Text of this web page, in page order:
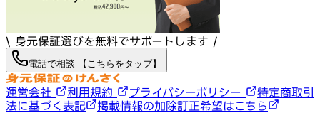
\ 身元保証選びを無料でサポートします /
電話で相談 【こちらをタップ】
運営会社 利用規約 プライバシーポリシー
特定商取引
法に基づく表記
掲載情報の加除訂正希望はこちら